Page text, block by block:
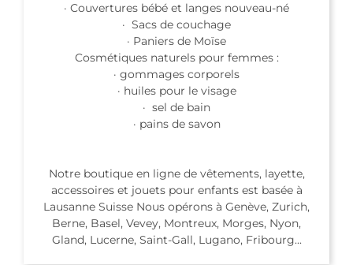
· Couvertures bébé et langes nouveau-né
· Sacs de couchage
· Paniers de Moïse
Cosmétiques naturels pour femmes :
· gommages corporels
· huiles pour le visage
· sel de bain
· pains de savon
Notre boutique en ligne de vêtements, layette,
accessoires et jouets pour enfants est basée à
Lausanne Suisse Nous opérons à Genève, Zurich,
Berne, Basel, Vevey, Montreux, Morges, Nyon,
Gland, Lucerne, Saint-Gall, Lugano, Fribourg...